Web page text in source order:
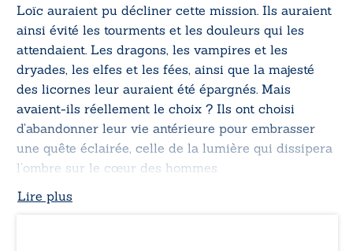
Loïc auraient pu décliner cette mission. Ils auraient
ainsi évité les tourments et les douleurs qui les
attendaient. Les dragons, les vampires et les
dryades, les elfes et les fées, ainsi que la majesté
des licornes leur auraient été épargnés. Mais
avaient-ils réellement le choix ? Ils ont choisi
d’abandonner leur vie antérieure pour embrasser
une quête éclairée, celle de la lumière qui dissipera
l’ombre sur le cœur des hommes.
Lire plus